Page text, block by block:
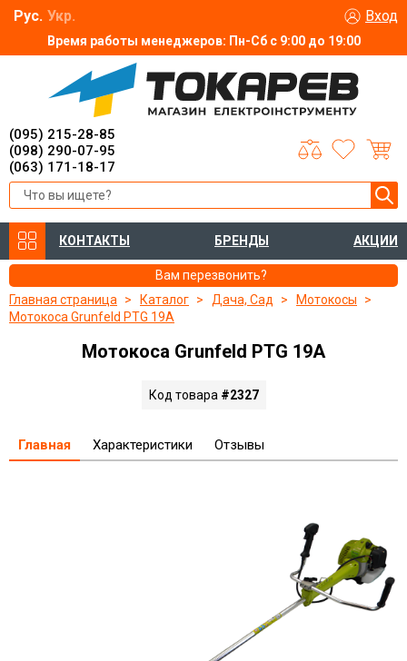
Время работы менеджеров: Пн-Сб с 9:00 до 19:00
Рус. Укр. Вход
(095) 215-28-85
(098) 290-07-95
(063) 171-18-17
КОНТАКТЫ БРЕНДЫ АКЦИИ
Вам перезвонить?
Главная страница
Каталог Дача, Сад
Мотокосы
Мотокоса Grunfeld PTG 19A
Мотокоса Grunfeld PTG 19A
Код товара #2327
Главная Характеристики Отзывы